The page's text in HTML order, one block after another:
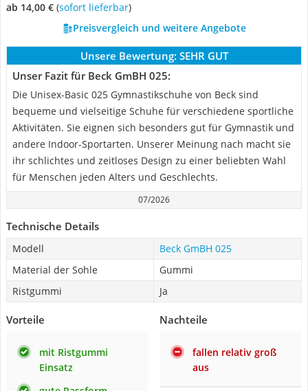
ab 14,00 € ( Sofort lieferbar)
Preisvergleich und weitere Angebote
Unsere Bewertung: SEHR GUT
Unser Fazit für Beck GmBH 025:
Die Unisex-Basic 025 Gymnastikschuhe von Beck sind
bequeme und vielseitige Schuhe für verschiedene sportliche
Aktivitäten. Sie eignen sich besonders gut für Gymnastik und
andere Indoor-Sportarten. Unserer Meinung nach macht sie
ihr schlichtes und zeitloses Design zu einer beliebten Wahl
für Menschen jeden Alters und Geschlechts.
07/2026
Technische Details
Modell
Beck GmBH 025
Material der Sohle
Gummi
Ristgummi
Ja
Vorteile
mit Ristgummi
Einsatz
Nachteile
fallen relativ groß
aus